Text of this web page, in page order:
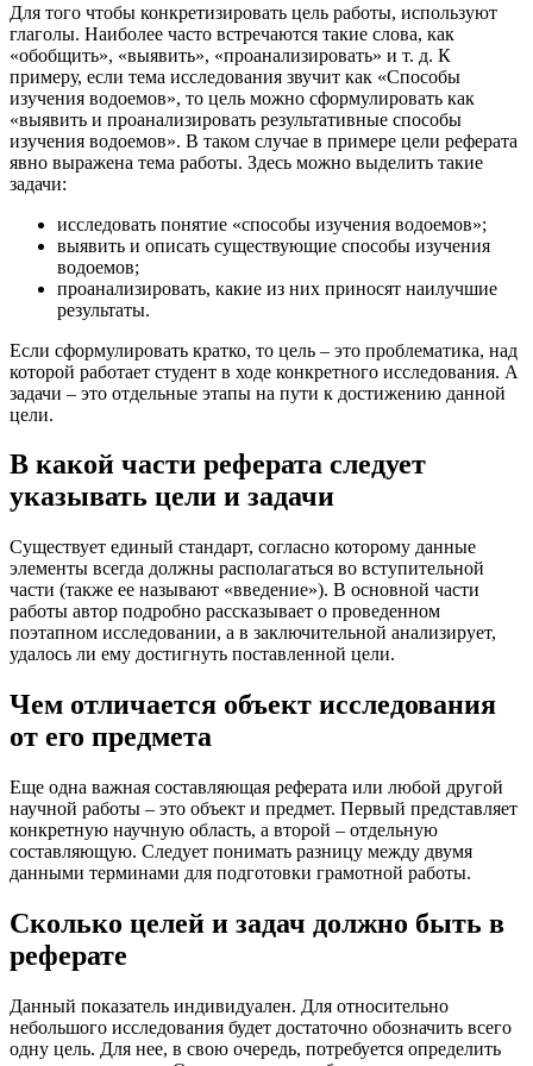
Для того чтобы конкретизировать цель работы, используют
глаголы. Наиболее часто встречаются такие слова, как
«обобщить», «выявить», «проанализировать» и т. д. К
примеру, если тема исследования звучит как «Способы
изучения водоемов», то цель можно сформулировать как
«выявить и проанализировать результативные способы
изучения водоемов». В таком случае в примере цели реферата
явно выражена тема работы. Здесь можно выделить такие
задачи:
исследовать понятие «способы изучения водоемов»;
выявить и описать существующие способы изучения
водоемов;
проанализировать, какие из них приносят наилучшие
результаты.
Если сформулировать кратко, то цель – это проблематика, над
которой работает студент в ходе конкретного исследования. А
задачи – это отдельные этапы на пути к достижению данной
цели.
В какой части реферата следует
указывать цели и задачи
Существует единый стандарт, согласно которому данные
элементы всегда должны располагаться во вступительной
части (также ее называют «введение»). В основной части
работы автор подробно рассказывает о проведенном
поэтапном исследовании, а в заключительной анализирует,
удалось ли ему достигнуть поставленной цели.
Чем отличается объект исследования
от его предмета
Еще одна важная составляющая реферата или любой другой
научной работы – это объект и предмет. Первый представляет
конкретную научную область, а второй – отдельную
составляющую. Следует понимать разницу между двумя
данными терминами для подготовки грамотной работы.
Сколько целей и задач должно быть в
реферате
Данный показатель индивидуален. Для относительно
небольшого исследования будет достаточно обозначить всего
одну цель. Для нее, в свою очередь, потребуется определить